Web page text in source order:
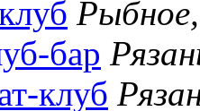
бар
клуб